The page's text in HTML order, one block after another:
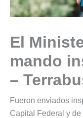
El
mando
–
Fueron enviados
Capital Federal y